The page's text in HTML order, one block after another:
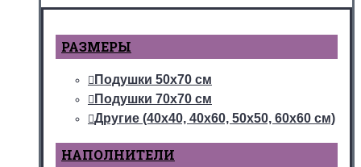
РАЗМЕРЫ
Подушки 50х70 см
Подушки 70х70 см
Другие (40х40, 40х60, 50х50, 60х60 см)
НАПОЛНИТЕЛИ